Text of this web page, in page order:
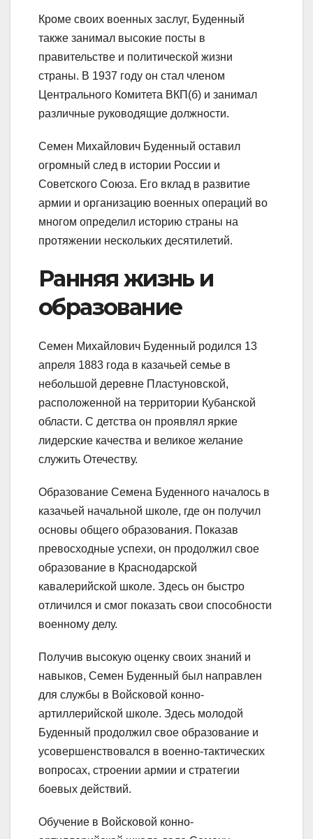
Кроме своих военных заслуг, Буденный
также занимал высокие посты в
правительстве и политической жизни
страны. В 1937 году он стал членом
Центрального Комитета ВКП(б) и занимал
различные руководящие должности.
Семен Михайлович Буденный оставил
огромный след в истории России и
Советского Союза. Его вклад в развитие
армии и организацию военных операций во
многом определил историю страны на
протяжении нескольких десятилетий.
Ранняя жизнь и
образование
Семен Михайлович Буденный родился 13
апреля 1883 года в казачьей семье в
небольшой деревне Пластуновской,
расположенной на территории Кубанской
области. С детства он проявлял яркие
лидерские качества и великое желание
служить Отечеству.
Образование Семена Буденного началось в
казачьей начальной школе, где он получил
основы общего образования. Показав
превосходные успехи, он продолжил свое
образование в Краснодарской
кавалерийской школе. Здесь он быстро
отличился и смог показать свои способности
военному делу.
Получив высокую оценку своих знаний и
навыков, Семен Буденный был направлен
для службы в Войсковой конно-
артиллерийской школе. Здесь молодой
Буденный продолжил свое образование и
усовершенствовался в военно-тактических
вопросах, строении армии и стратегии
боевых действий.
Обучение в Войсковой конно-